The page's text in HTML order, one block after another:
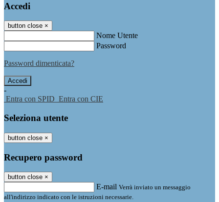
Accedi
button close ×
Nome Utente
Password
Password dimenticata?
-
Entra con SPID Entra con CIE
Seleziona utente
button close ×
Recupero password
button close ×
E-mail Verrà inviato un messaggio
all'indirizzo indicato con le istruzioni necessarie.